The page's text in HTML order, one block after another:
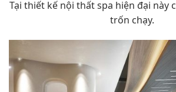
Tại thiết kế nội thất spa hiện đại này
trốn chạy.